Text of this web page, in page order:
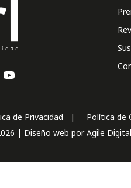
de Privacidad Política de
| Diseño web porAgile